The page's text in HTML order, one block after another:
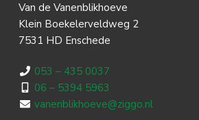
Van de Vanenblikhoeve
Klein Boekelerveldweg 2
7531 HD Enschede
053 – 435 0037
06 – 5394 5963
vanenblikhoeve@ziggo.nl